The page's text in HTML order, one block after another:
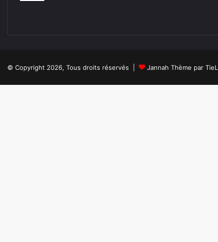
© Copyright 2026, Tous droits réservés | Jannah Thème par